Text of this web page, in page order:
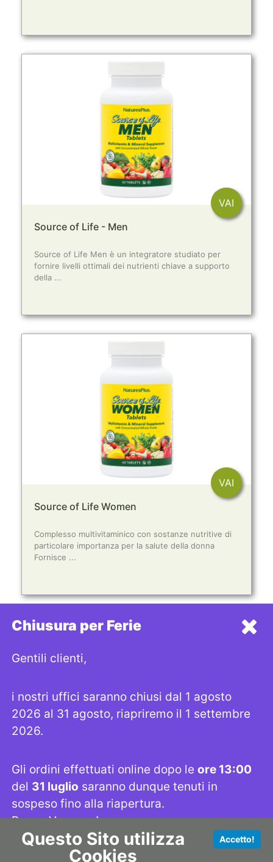
VAI
Source of Life - Men
Source of Life Men è un integratore studiato per
fornire livelli ottimali dei nutrienti chiave a supporto
della ...
VAI
Source of Life Women
Complesso multivitaminico con sostanze nutritive di
particolare importanza per la salute della donna
Fornisce ...
Chiusura per Ferie
Gentili clienti,
i nostri uffici saranno chiusi dal 1 agosto
2026 al 31 agosto, riapriremo il 1 settembre
2026.
Gli ordini effettuati online dopo le ore 13:00
del 31 luglio saranno dunque tenuti in
sospeso fino alla riapertura.
Buone Vacanze!
Se proprio non riuscite a fare a meno dei
Telefono: +3906632192
Email: strega@lastrega.com
Seguici su
LINK UTILI
SHOP
PRODOTTI
DOWNLOADS
INFORMATIVA PRIVACY
INFORMATIVA COOKIES
SITEMAP
Questo Sito utilizza
Cookies
Accetto!